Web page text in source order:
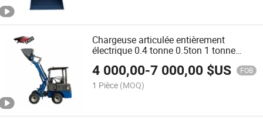
Chargeuse articulée entièrement
électrique 0.4 tonne 0.5ton 1 tonne
1.5ton CE 4WD chargeuse à roues
électrique de Chine pour l'agriculture
petite chargeuse compacte
4 000,00-7 000,00 $US FOB
1 Pièce (MOQ)